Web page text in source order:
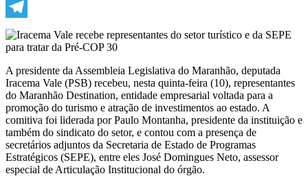
WhatsApp
Telegram
A presidente da Assembleia Legislativa do Maranhão, deputada
Iracema Vale (PSB) recebeu, nesta quinta-feira (10), representantes
do Maranhão Destination, entidade empresarial voltada para a
promoção do turismo e atração de investimentos ao estado. A
comitiva foi liderada por Paulo Montanha, presidente da instituição e
também do sindicato do setor, e contou com a presença de
secretários adjuntos da Secretaria de Estado de Programas
Estratégicos (SEPE), entre eles José Domingues Neto, assessor
especial de Articulação Institucional do órgão.